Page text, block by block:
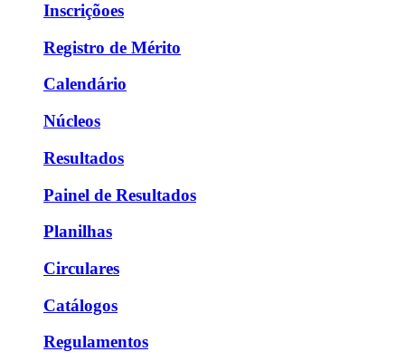
Inscriçõoes
Registro de Mérito
Calendário
Núcleos
Resultados
Painel de Resultados
Planilhas
Circulares
Catálogos
Regulamentos